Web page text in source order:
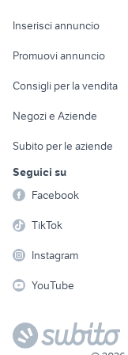
Console e
Fotografia
Telefonia
Inserisci annuncio
Promuovi annuncio
Consigli per la vendita
Negozi e Aziende
Subito per le aziende
Seguici su
Facebook
TikTok
Instagram
YouTube